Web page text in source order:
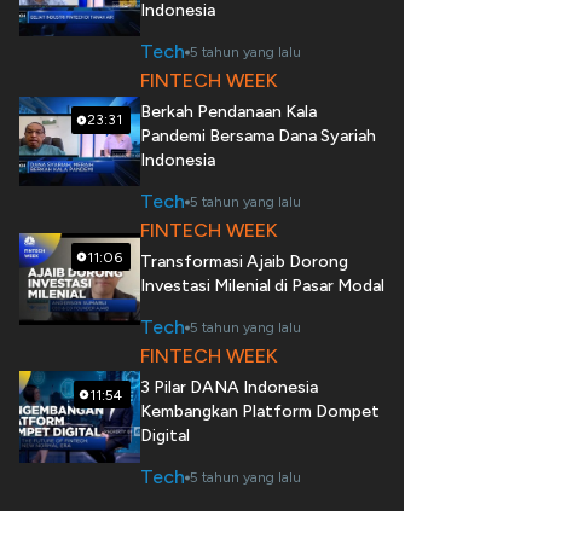
Indonesia
Tech 5 tahun yang lalu
23:31
FINTECH WEEK
Berkah Pendanaan Kala
Pandemi Bersama Dana Syariah
Indonesia
Tech 5 tahun yang lalu
11:06
FINTECH WEEK
Transformasi Ajaib Dorong
Investasi Milenial di Pasar Modal
Tech 5 tahun yang lalu
11:54
FINTECH WEEK
3 Pilar DANA Indonesia
Kembangkan Platform Dompet
Digital
Tech 5 tahun yang lalu